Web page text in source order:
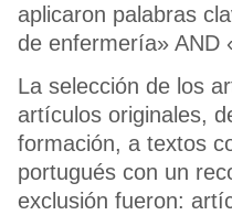
aplicaron palabras
de enfermería» AND
La selección de los
artículos originales,
formación, a textos
portugués con un
exclusión fueron: